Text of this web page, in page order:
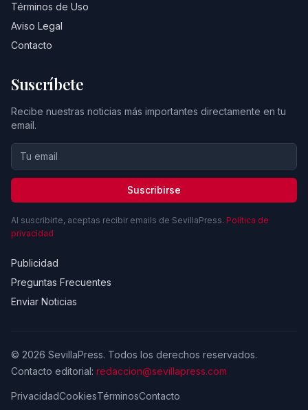
Términos de Uso
Aviso Legal
Contacto
Suscríbete
Recibe nuestras noticias más importantes directamente en tu
email.
Suscribirse
Al suscribirte, aceptas recibir emails de SevillaPress. Política de
privacidad
Publicidad
Preguntas Frecuentes
Enviar Noticias
© 2026 SevillaPress. Todos los derechos reservados.
Contacto editorial: redaccion@sevillapress.com
PrivacidadCookiesTérminosContacto